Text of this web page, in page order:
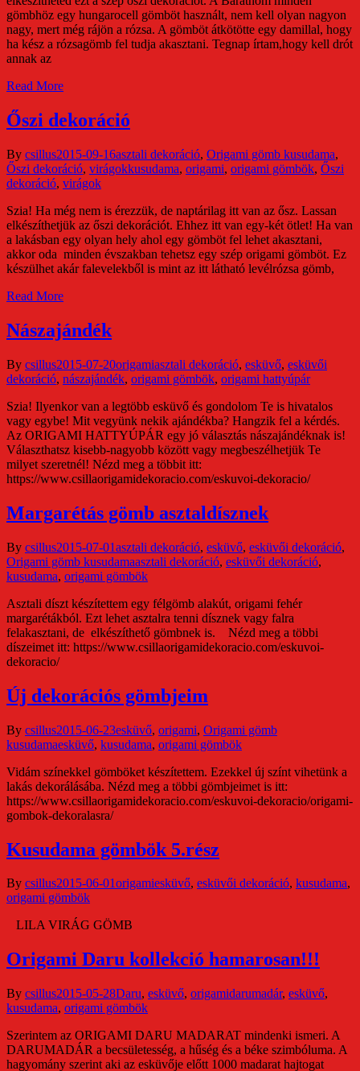
gömbhöz egy hungarocell gömböt használt, nem kell olyan nagyon
nagy, mert még rájön a rózsa. A gömböt átkötötte egy damillal, hogy
ha kész a rózsagömb fel tudja akasztani. Tegnap írtam,hogy kell drót
annak az
Read More
Őszi dekoráció
By csillus2015-09-16asztali dekoráció, Origami gömb kusudama,
Őszi dekoráció, virágokkusudama, origami, origami gömbök, Őszi
dekoráció, virágok
Szia! Ha még nem is érezzük, de naptárilag itt van az ősz. Lassan
elkészíthetjük az őszi dekorációt. Ehhez itt van egy-két ötlet! Ha van
a lakásban egy olyan hely ahol egy gömböt fel lehet akasztani,
akkor oda minden évszakban tehetsz egy szép origami gömböt. Ez
készülhet akár falevelekből is mint az itt látható levélrózsa gömb,
Read More
Nászajándék
By csillus2015-07-20origamiasztali dekoráció, esküvő, esküvői
dekoráció, nászajándék, origami gömbök, origami hattyúpár
Szia! Ilyenkor van a legtöbb esküvő és gondolom Te is hivatalos
vagy egybe! Mit vegyünk nekik ajándékba? Hangzik fel a kérdés.
Az ORIGAMI HATTYÚPÁR egy jó választás nászajándéknak is!
Választhatsz kisebb-nagyobb között vagy megbeszélhetjük Te
milyet szeretnél! Nézd meg a többit itt:
https://www.csillaorigamidekoracio.com/eskuvoi-dekoracio/
Margarétás gömb asztaldísznek
By csillus2015-07-01asztali dekoráció, esküvő, esküvői dekoráció,
Origami gömb kusudamaasztali dekoráció, esküvői dekoráció,
kusudama, origami gömbök
Asztali díszt készítettem egy félgömb alakút, origami fehér
margarétákból. Ezt lehet asztalra tenni dísznek vagy falra
felakasztani, de elkészíthető gömbnek is. Nézd meg a többi
díszeimet itt: https://www.csillaorigamidekoracio.com/eskuvoi-
dekoracio/
Új dekorációs gömbjeim
By csillus2015-06-23esküvő, origami, Origami gömb
kusudamaesküvő, kusudama, origami gömbök
Vidám színekkel gömböket készítettem. Ezekkel új színt vihetünk a
lakás dekorálásába. Nézd meg a többi gömbjeimet is itt:
https://www.csillaorigamidekoracio.com/eskuvoi-dekoracio/origami-
gombok-dekoralasra/
Kusudama gömbök 5.rész
By csillus2015-06-01origamiesküvő, esküvői dekoráció, kusudama,
origami gömbök
LILA VIRÁG GÖMB
Origami Daru kollekció hamarosan!!!
By csillus2015-05-28Daru, esküvő, origamidarumadár, esküvő,
kusudama, origami gömbök
Szerintem az ORIGAMI DARU MADARAT mindenki ismeri. A
DARUMADÁR a becsületesség, a hűség és a béke szimbóluma. A
hagyomány szerint aki az esküvője előtt 1000 madarat hajtogat